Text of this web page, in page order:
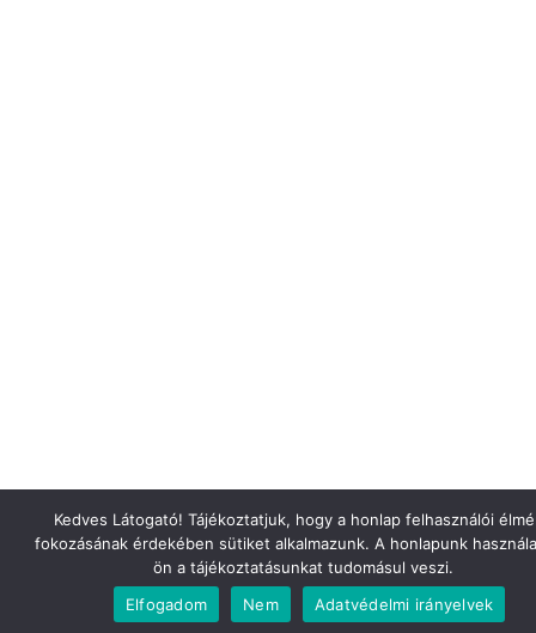
Kedves Látogató! Tájékoztatjuk, hogy a honlap felhasználói
fokozásának érdekében sütiket alkalmazunk. A honlapunk
ön a tájékoztatásunkat tudomásul veszi.
Elfogadom
Nem Adatvédelmi irányelvek